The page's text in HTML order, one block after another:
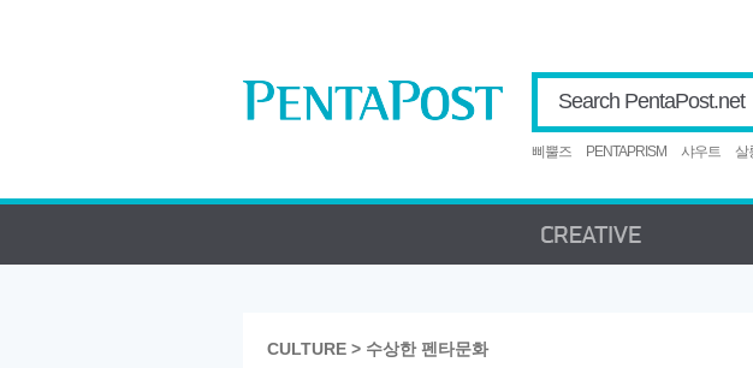
Search PentaPost.net
삐뿔즈 PENTAPRISM 샤우트 살
CULTURE > 수상한 펜타문화